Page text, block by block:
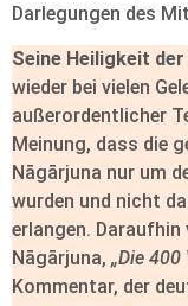
Darlegungen des
Seine Heiligkeit der
wieder bei vielen
außerordentlicher
Meinung, dass die
Nāgārjuna nur um
wurden und nicht
erlangen.
Nāgārjuna, „Die 400
Kommentar, der